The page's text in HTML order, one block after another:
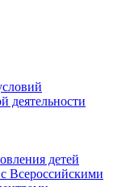
деятельности
детей
Всероссийскими